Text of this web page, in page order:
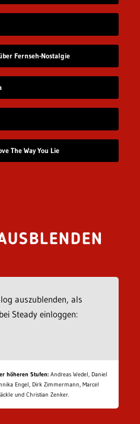
Fernseh-Nostalgie
The Way You Lie
auszublenden, als
Steady einloggen:
höheren Stufen: Andreas Wedel, Daniel
Engel, Dirk Zimmermann, Marcel
und Christian Zenker.